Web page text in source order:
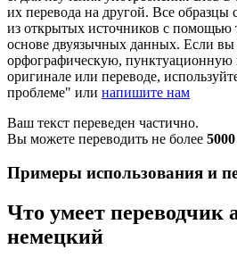
их перевода на другой. Все образцы
из открытых источников с помощью
основе двуязычных данных. Если
орфографическую,
оригинале или переводе,
проблеме" или напишите нам
Ваш текст переведен частично.
Вы можете переводить не более 5000
Примеры использования и
Что умеет переводчик
немецкий